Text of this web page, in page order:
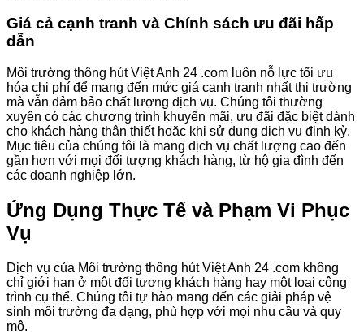
Giá cả cạnh tranh và Chính sách ưu đãi hấp
dẫn
Môi trường thông hút Việt Anh 24 .com luôn nỗ lực tối ưu
hóa chi phí để mang đến mức giá cạnh tranh nhất thị trường
mà vẫn đảm bảo chất lượng dịch vụ. Chúng tôi thường
xuyên có các chương trình khuyến mãi, ưu đãi đặc biệt dành
cho khách hàng thân thiết hoặc khi sử dụng dịch vụ định kỳ.
Mục tiêu của chúng tôi là mang dịch vụ chất lượng cao đến
gần hơn với mọi đối tượng khách hàng, từ hộ gia đình đến
các doanh nghiệp lớn.
Ứng Dụng Thực Tế và Phạm Vi Phục
Vụ
Dịch vụ của Môi trường thông hút Việt Anh 24 .com không
chỉ giới hạn ở một đối tượng khách hàng hay một loại công
trình cụ thể. Chúng tôi tự hào mang đến các giải pháp vệ
sinh môi trường đa dạng, phù hợp với mọi nhu cầu và quy
mô.